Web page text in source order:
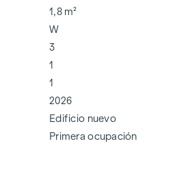
1,8 m²
W
3
1
1
2026
Edificio nuevo
Primera ocupación